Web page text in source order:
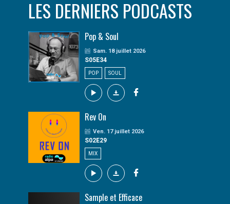
LES DERNIERS PODCASTS
Pop & Soul
Sam. 18 juillet 2026
S05E34
POP SOUL
Rev On
Ven. 17 juillet 2026
S02E29
MIX
Sample et Efficace